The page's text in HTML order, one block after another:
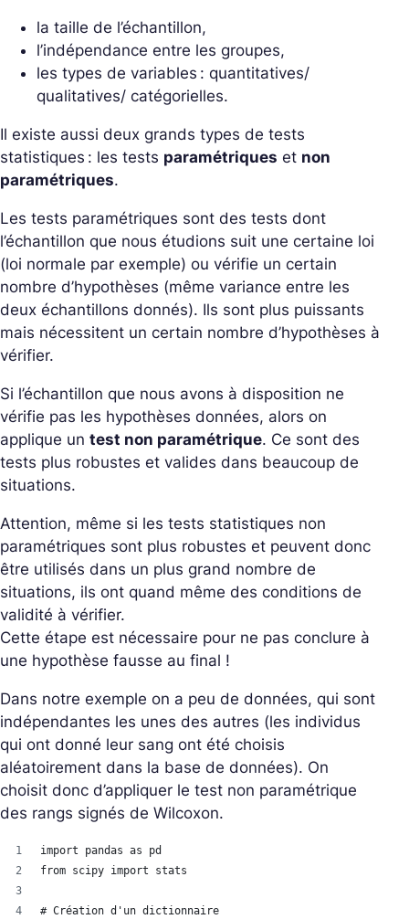
la taille de l’échantillon,
l’indépendance entre les groupes,
les types de variables : quantitatives/
qualitatives/ catégorielles.
Il existe aussi deux grands types de tests
statistiques : les tests paramétriques et non
paramétriques.
Les tests paramétriques sont des tests dont
l’échantillon que nous étudions suit une certaine loi
(loi normale par exemple) ou vérifie un certain
nombre d’hypothèses (même variance entre les
deux échantillons donnés). Ils sont plus puissants
mais nécessitent un certain nombre d’hypothèses à
vérifier.
Si l’échantillon que nous avons à disposition ne
vérifie pas les hypothèses données, alors on
applique un test non paramétrique. Ce sont des
tests plus robustes et valides dans beaucoup de
situations.
Attention, même si les tests statistiques non
paramétriques sont plus robustes et peuvent donc
être utilisés dans un plus grand nombre de
situations, ils ont quand même des conditions de
validité à vérifier.
Cette étape est nécessaire pour ne pas conclure à
une hypothèse fausse au final !
Dans notre exemple on a peu de données, qui sont
indépendantes les unes des autres (les individus
qui ont donné leur sang ont été choisis
aléatoirement dans la base de données). On
choisit donc d’appliquer le test non paramétrique
des rangs signés de Wilcoxon.
import pandas as pd
from scipy import stats
# Création d'un dictionnaire